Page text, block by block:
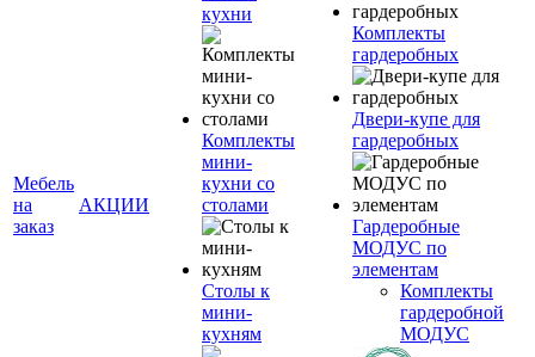
Мебель
на
заказ
АКЦИИ
кухни
Комплекты
мини-
кухни со
столами
Столы к
мини-
кухням
Комплекты
гардеробных
Двери-купе для
гардеробных
Гардеробные
МОДУС по
элементам
Комплекты
гардеробной
МОДУС